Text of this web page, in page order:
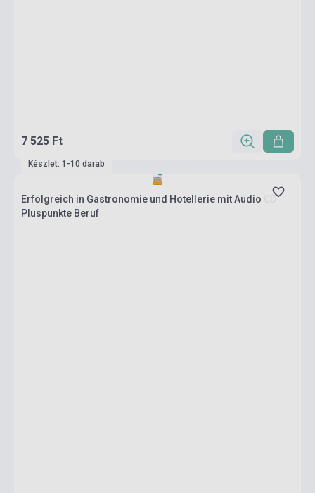
7 525 Ft
Készlet: 1-10 darab
Erfolgreich in Gastronomie und Hotellerie mit Audio CD
Pluspunkte Beruf